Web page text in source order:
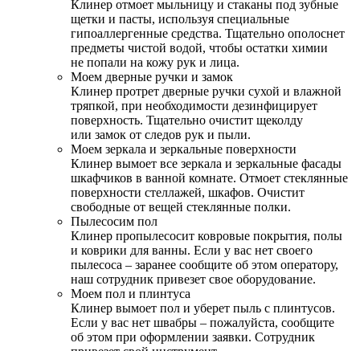
Клинер отмоет мыльницу и стаканы под зубные
щетки и пасты, используя специальные
гипоаллергенные средства. Тщательно ополоснет
предметы чистой водой, чтобы остатки химии
не попали на кожу рук и лица.
Моем дверные ручки и замок
Клинер протрет дверные ручки сухой и влажной
тряпкой, при необходимости дезинфицирует
поверхность. Тщательно очистит щеколду
или замок от следов рук и пыли.
Моем зеркала и зеркальные поверхности
Клинер вымоет все зеркала и зеркальные фасады
шкафчиков в ванной комнате. Отмоет стеклянные
поверхности стеллажей, шкафов. Очистит
свободные от вещей стеклянные полки.
Пылесосим пол
Клинер пропылесосит ковровые покрытия, полы
и коврики для ванны. Если у вас нет своего
пылесоса – заранее сообщите об этом оператору,
наш сотрудник привезет свое оборудование.
Моем пол и плинтуса
Клинер вымоет пол и уберет пыль с плинтусов.
Если у вас нет швабры – пожалуйста, сообщите
об этом при оформлении заявки. Сотрудник